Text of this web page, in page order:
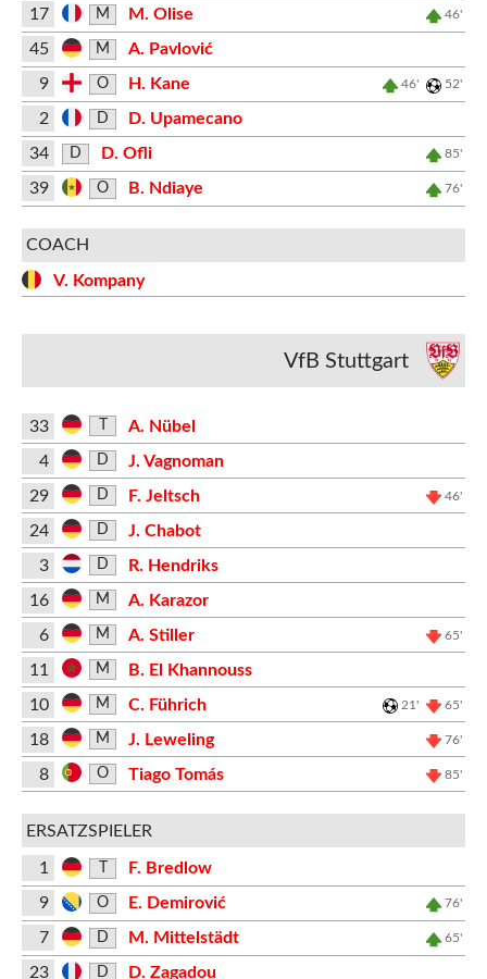
17 M M. Olise 46'
45 M
A. Pavlović
9
O H. Kane 46' 52'
2 D
D. Upamecano
34
D D. Ofli 85'
39 O B. Ndiaye 76'
COACH
V. Kompany
VfB Stuttgart
33
A. Nübel
4
D
J. Vagnoman
29
D F. Jeltsch 46'
24 D
J. Chabot
3
D
R. Hendriks
16
M
A. Karazor
6
M A. Stiller 65'
11 M
B. El Khannouss
10
M C. Führich 21' 65'
18 M J. Leweling 76'
8 O Tiago Tomás 85'
ERSATZSPIELER
1
F. Bredlow
9
O E. Demirović 76'
7 D M. Mittelstädt 65'
23 D D. Zagadou